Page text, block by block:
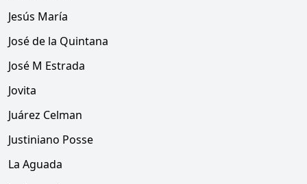
Jesús María
José de la Quintana
José M Estrada
Jovita
Juárez Celman
Justiniano Posse
La Aguada